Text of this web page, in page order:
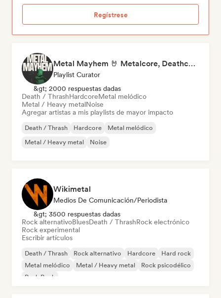
Regístrese
Metal Mayhem 🤘 Metalcore, Deathcore & Progressive Metal
Playlist Curator
&gt; 2000 respuestas dadas
Death / ThrashHardcoreMetal melódico
Metal / Heavy metalNoise
Agregar artistas a mis playlists de mayor impacto
Death / Thrash Hardcore
Metal melódico
Metal / Heavy metal
Noise
Wikimetal
Medios De Comunicación/Periodista
&gt; 3500 respuestas dadas
Rock alternativoBluesDeath / ThrashRock electrónico
Rock experimental
Escribir artículos
Death / Thrash Rock alternativo Hardcore
Hard rock
Metal melódico
Metal / Heavy metal
Rock psicodélico
Punk Rock